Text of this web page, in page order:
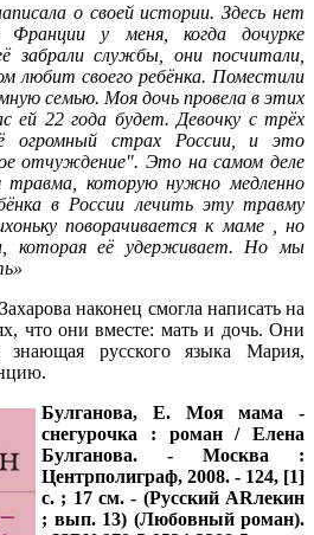
о своей истории. Здесь нет
у меня, когда дочурке
забрали службы, они посчитали,
любит своего ребёнка. Поместили
семью. Моя дочь провела в этих
ей 22 года будет. Девочку с трёх
огромный страх России, и это
отчуждение". Это на самом деле
травма, которую нужно медленно
в России лечить эту травму
поворачивается к маме , но
которая её удерживает. Но мы
наконец смогла написать на
что они вместе: мать и дочь. Они
знающая русского языка Мария,
Булганова, Е.Моя мама -
снегурочка : роман / Елена
Булганова. - Москва :
Центрполиграф, 2008. - 124, [1]
с. ; 17 см. - (Русский АRлекин
; вып. 13) (Любовный роман).